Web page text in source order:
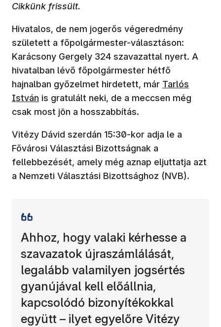
Cikkünk frissült.
Hivatalos, de nem jogerős végeredmény
született a főpolgármester-választáson:
Karácsony Gergely 324 szavazattal nyert. A
hivatalban lévő főpolgármester hétfő
hajnalban győzelmet hirdetett, már Tarlós
István is gratulált neki, de a meccsen még
csak most jön a hosszabbítás.
Vitézy Dávid szerdán 15:30-kor adja le a
Fővárosi Választási Bizottságnak a
fellebbezését, amely még aznap eljuttatja azt
a Nemzeti Választási Bizottsághoz (NVB).
Ahhoz, hogy valaki kérhesse a
szavazatok újraszámlálását,
legalább valamilyen jogsértés
gyanújával kell előállnia,
kapcsolódó bizonyítékokkal
együtt – ilyet egyelőre Vitézy